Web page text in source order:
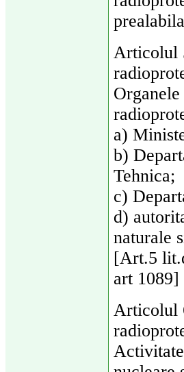
Articolul
a)
b)
Tehnica;
c)
d)
naturale
[Art.5
art 1089]
Articolul